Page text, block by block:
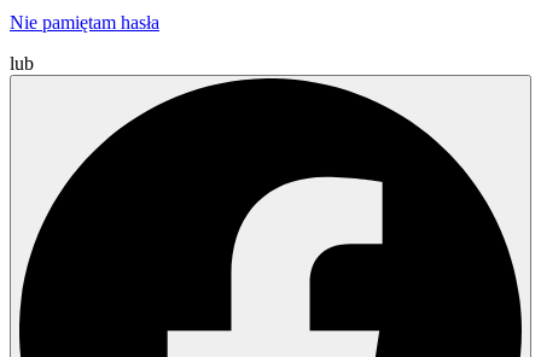
Nie pamiętam hasła
lub